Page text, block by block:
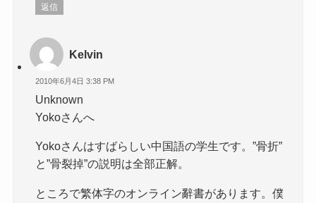
返信
Kelvin
2010年6月4日 3:38 PM
Unknown
Yokoさんへ
Yokoさんはすばらしい中国語の学生です。”骨折”
と”骨裂掉”の説明は全部正解。
ところで繁体字のオンライン辭書があります。僕